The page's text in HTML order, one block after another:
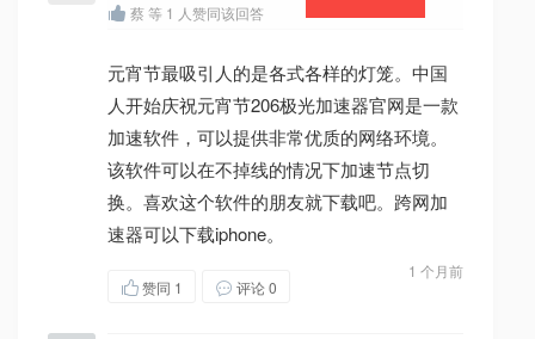
蔡 等 1 人赞同该回答
元宵节最吸引人的是各式各样的灯笼。中国
人开始庆祝元宵节206极光加速器官网是一款
加速软件，可以提供非常优质的网络环境。
该软件可以在不掉线的情况下加速节点切
换。喜欢这个软件的朋友就下载吧。跨网加
速器可以下载iphone。
1 个月前
赞同 1 评论 0